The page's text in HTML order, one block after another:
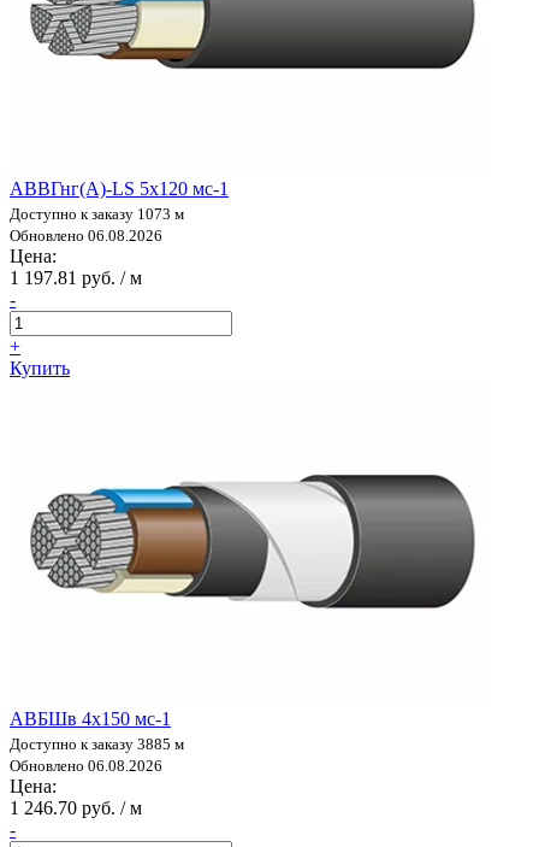
АВВГнг(А)-LS 5х120 мс-1
Доступно к заказу 1073 м
Обновлено 06.08.2026
Цена:
1 197.81 руб. / м
-
+
Купить
АВБШв 4х150 мс-1
Доступно к заказу 3885 м
Обновлено 06.08.2026
Цена:
1 246.70 руб. / м
-